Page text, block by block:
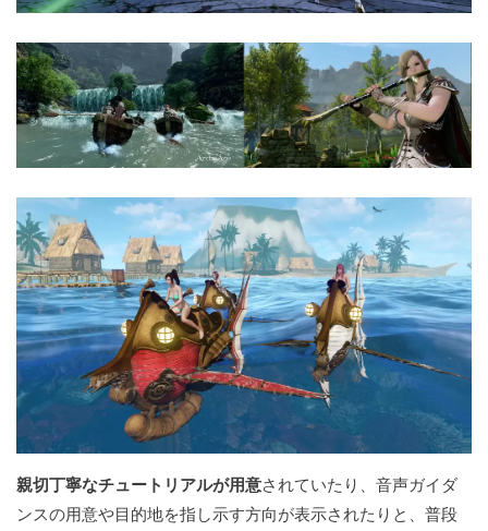
親切丁寧なチュートリアルが用意されていたり、音声ガイダ
ンスの用意や目的地を指し示す方向が表示されたりと、普段